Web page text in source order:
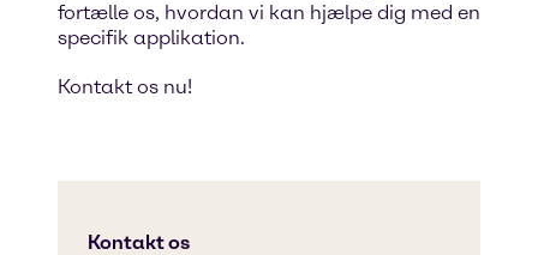
fortælle os, hvordan vi kan hjælpe dig med en
specifik applikation.
Kontakt os nu!